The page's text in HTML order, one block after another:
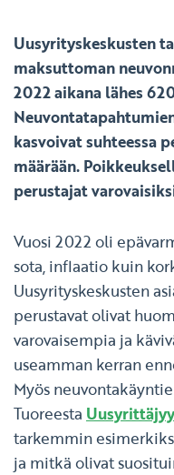
Uusyrityskeskusten
maksuttoman
2022 aikana lähes
kasvoivat suhteessa
määrään.
perustajat
Vuosi 2022 oli
sota, inflaatio kuin
Uusyrityskeskusten
perustavat olivat
varovaisempia ja
useamman kerran
Myös
Tuoreesta
tarkemmin
ja mitkä olivat